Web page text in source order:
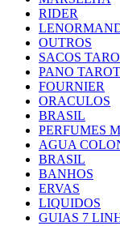
RIDER
OUTROS
SACOS
PANO TAROT
FOURNIER
ORACULOS
BRASIL
PERFUMES
AGUA
BRASIL
BANHOS
ERVAS
LIQUIDOS
GUIAS 7